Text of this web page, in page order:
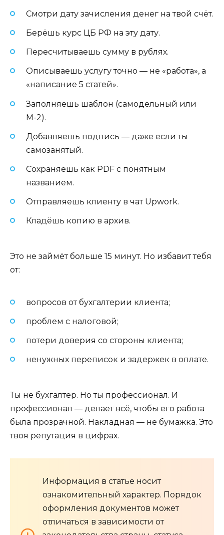
Смотри дату зачисления денег на твой счёт.
Берёшь курс ЦБ РФ на эту дату.
Пересчитываешь сумму в рублях.
Описываешь услугу точно — не «работа», а
«написание 5 статей».
Заполняешь шаблон (самодельный или
М-2).
Добавляешь подпись — даже если ты
самозанятый.
Сохраняешь как PDF с понятным
названием.
Отправляешь клиенту в чат Upwork.
Кладёшь копию в архив.
Это не займёт больше 15 минут. Но избавит тебя
от:
вопросов от бухгалтерии клиента;
проблем с налоговой;
потери доверия со стороны клиента;
ненужных переписок и задержек в оплате.
Ты не бухгалтер. Но ты профессионал. И
профессионал — делает всё, чтобы его работа
была прозрачной. Накладная — не бумажка. Это
твоя репутация в цифрах.
Информация в статье носит
ознакомительный характер. Порядок
оформления документов может
отличаться в зависимости от